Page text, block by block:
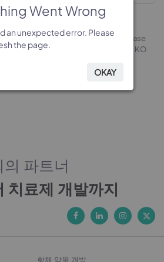
using this animal model, please
follows: The animal model [B-Alpk1 KO
from Biocytogen.
파트너
치료제 개발까지
Went Wrong
an unexpected error. Please
the page.
OKAY
Went Wrong
an unexpected error. Please
the page.
OKAY
Went Wrong
an unexpected error. Please
the page.
OKAY
Went Wrong
an unexpected error. Please
the page.
OKAY